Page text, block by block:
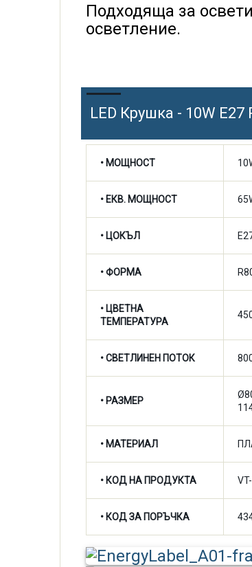
Подходяща за
осветление.
LED Крушка - 10W E27
• МОЩНОСТ
• ЕКВ. МОЩНОСТ
• ЦОКЪЛ
• ФОРМА
• ЦВЕТНА
ТЕМПЕРАТУРА
•СВЕТЛИНЕН ПОТОК
• РАЗМЕР
• МАТЕРИАЛ
• КОД НА ПРОДУКТА
• КОД ЗА ПОРЪЧКА